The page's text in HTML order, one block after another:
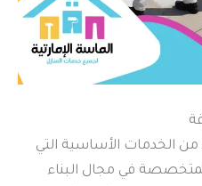
الخدمات الأساسية التي
في مجال البناء